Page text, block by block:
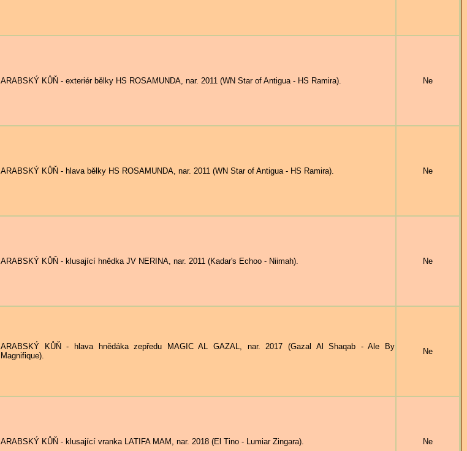
ARABSKÝ KŮŇ - exteriér bělky HS ROSAMUNDA, nar. 2011 (WN Star of Antigua - HS Ramira). Ne
ARABSKÝ KŮŇ - hlava bělky HS ROSAMUNDA, nar. 2011 (WN Star of Antigua - HS Ramira). Ne
ARABSKÝ KŮŇ - klusající hnědka JV NERINA, nar. 2011 (Kadar's Echoo - Niimah). Ne
ARABSKÝ KŮŇ - hlava hnědáka zepředu MAGIC AL GAZAL, nar. 2017 (Gazal Al Shaqab - Ale By
Magnifique).
Ne
ARABSKÝ KŮŇ - klusající vranka LATIFA MAM, nar. 2018 (El Tino - Lumiar Zingara). Ne